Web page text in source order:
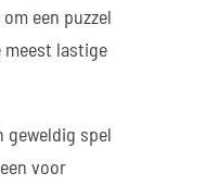
een puzzel
lastige
geweldig spel
voor